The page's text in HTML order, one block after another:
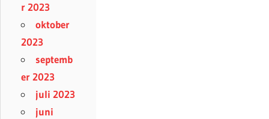
r 2023
oktober
2023
septemb
er 2023
juli 2023
juni